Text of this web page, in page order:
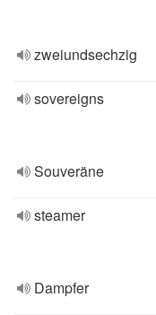
zweiundsechzig
sovereigns
Souveräne
steamer
Dampfer